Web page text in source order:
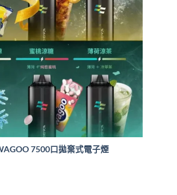
7500口拋棄式電子煙